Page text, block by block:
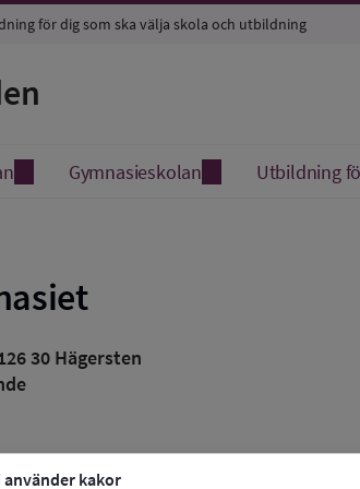
använder kakor
för dig som ska välja skola och utbildning
Gymnasieskolan Utbildning
30 Hägersten